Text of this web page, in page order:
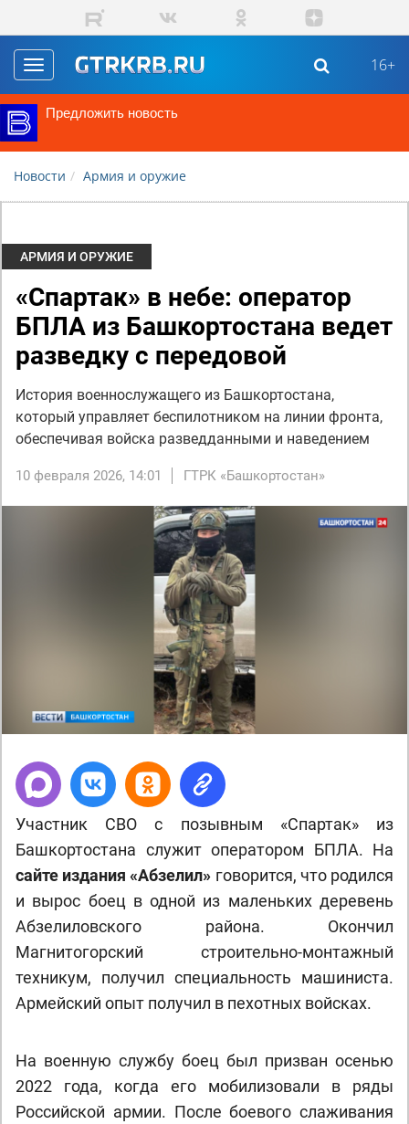
Перейти к основному содержанию
Toggle
navigation
16+
Предложить новость
Новости Армия и оружие
АРМИЯ И ОРУЖИЕ
«Спартак» в небе: оператор
БПЛА из Башкортостана ведет
разведку с передовой
История военнослужащего из Башкортостана,
который управляет беспилотником на линии фронта,
обеспечивая войска разведданными и наведением
10 февраля 2026, 14:01 ГТРК «Башкортостан»
Участник СВО с позывным «Спартак» из
Башкортостана служит оператором БПЛА. На
сайте издания «Абзелил» говорится, что родился
и вырос боец в одной из маленьких деревень
Абзелиловского района. Окончил
Магнитогорский строительно-монтажный
техникум, получил специальность машиниста.
Армейский опыт получил в пехотных войсках.
На военную службу боец был призван осенью
2022 года, когда его мобилизовали в ряды
Российской армии. После боевого слаживания